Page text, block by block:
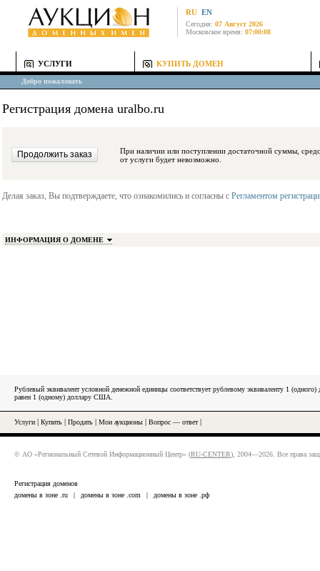
RU EN
Сегодня: 07 Август 2026
Московское время: 07:00:08
УСЛУГИ КУПИТЬ ДОМЕН
Добро пожаловать
Регистрация домена uralbo.ru
При наличии или поступлении достаточной суммы, средства будут
от услуги будет невозможно.
Делая заказ, Вы подтверждаете, что ознакомились и согласны с Регламентом
ИНФОРМАЦИЯ О ДОМЕНЕ
Рублевый эквивалент условной денежной единицы соответствует рублевому эквиваленту 1
равен 1 (одному) доллару США.
Услуги Купить Продать Мои аукционы Вопрос — ответ|
© АО «Региональный Сетевой Информационный Центр» (RU-CENTER), 2004—2026. Все права
Регистрация доменов
домены в зоне .ru
| домены в зоне .com | домены в зоне .рф